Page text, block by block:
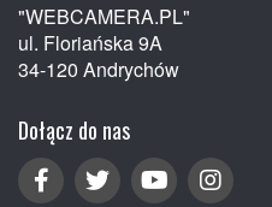
"WEBCAMERA.PL"
ul. Floriańska 9A
34-120 Andrychów
Dołącz do nas